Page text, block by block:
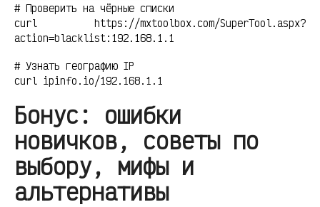
# Проверить на чёрные списки
curl https://mxtoolbox.com/SuperTool.aspx?
action=blacklist:192.168.1.1
# Узнать географию IP
curl ipinfo.io/192.168.1.1
Бонус: ошибки
новичков, советы по
выбору, мифы и
альтернативы